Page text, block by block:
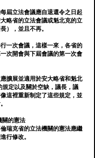
屆立法會議應自退還令之日起
略省的立法會議或魁北克的立
），並且不再。
一次會議，這樣一來，各省的
次開會與下屆會議的第一次會
擴展並適用於安大略省和魁北
定以及關於空缺，議長，議
這裡重新制定了這些規定，並
關的憲法
瑞克省的立法機關的憲法應繼
行修改。